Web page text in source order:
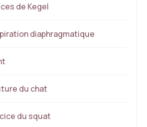
de Kegel
diaphragmatique
du chat
du squat